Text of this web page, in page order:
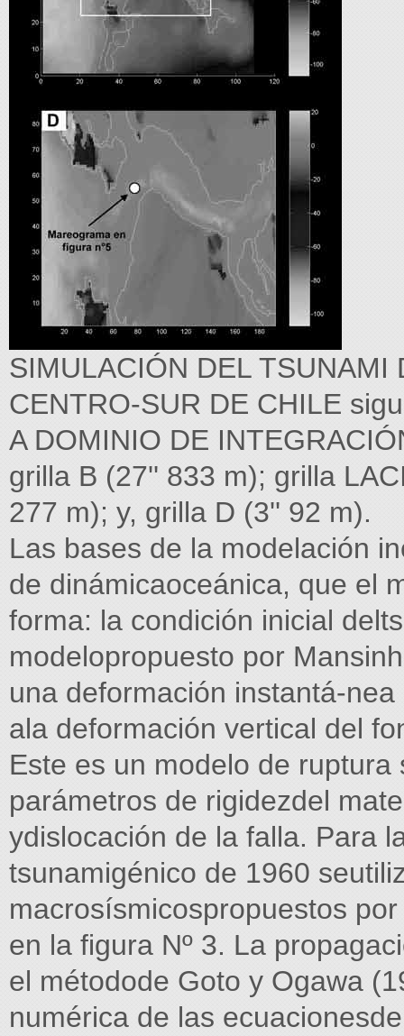
SIMULACIÓN DEL
CENTRO-SUR DE CHILE
A DOMINIO DE
grilla B (27'' 833 m); grilla
277 m); y, grilla D (3'' 92 m).
Las bases de la modelación
de dinámicaoceánica, que el
forma: la condición inicial
modelopropuesto por
una deformación instantá-
ala deformación vertical del
Este es un modelo de
parámetros de rigidezdel
ydislocación de la falla. Para
tsunamigénico de 1960
macrosísmicospropuestos
en la figura Nº 3. La
el métodode Goto y Ogawa
numérica de las